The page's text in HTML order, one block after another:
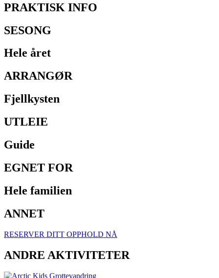
PRAKTISK INFO
SESONG
Hele året
ARRANGØR
Fjellkysten
UTLEIE
Guide
EGNET FOR
Hele familien
ANNET
RESERVER DITT OPPHOLD NÅ
ANDRE AKTIVITETER